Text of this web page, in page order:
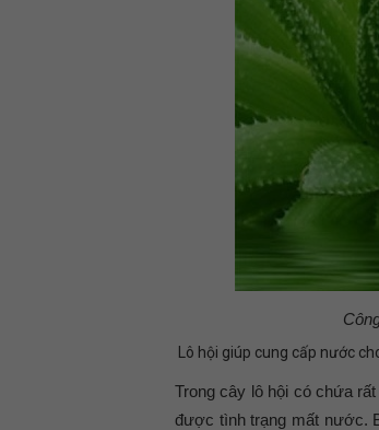
Lô hội giúp cung cấp nước
Trong cây lô hội có chứa
được tình trạng mất nước.